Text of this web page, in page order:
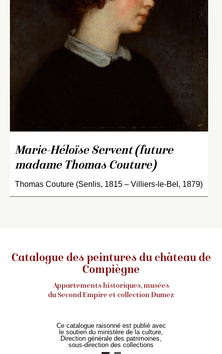
Marie-Héloïse Servent (future
madame Thomas Couture)
Thomas Couture (Senlis, 1815 – Villiers-le-Bel, 1879)
Catalogue des peintures du château de
Compiègne
Appartements historiques, musées
du Second Empire et collection Dumez
Ce catalogue raisonné est publié avec
le soutien du ministère de la culture,
Direction générale des patrimoines,
sous-direction des collections